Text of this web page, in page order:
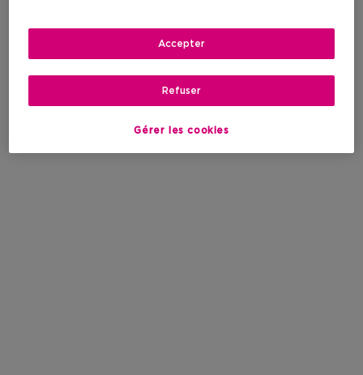
Gérer les cookies
Refuser
Accepter